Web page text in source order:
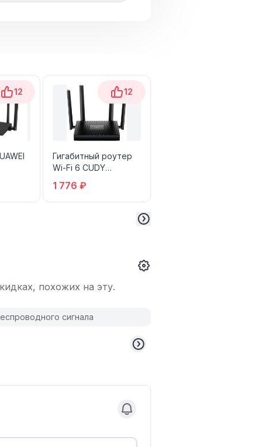
12 12
Гигабитный роутер
Wi-Fi 6 CUDY
1 776 ₽
похожих на эту.
сигнала